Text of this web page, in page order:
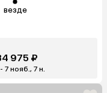
везде
975 ₽
7 нояб., 7 н.